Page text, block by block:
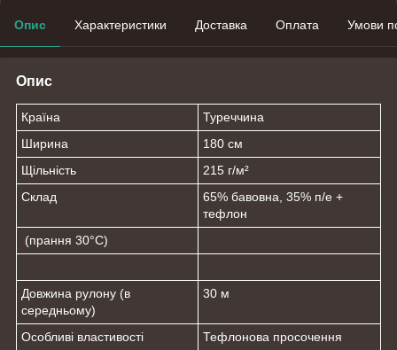
Опис Характеристики Доставка Оплата Умови
Опис
Країна
Туреччина
Ширина
180 см
Щільність
215 г/м²
Склад
65% бавовна, 35% п/е +
тефлон
(прання 30°C)
Довжина рулону (в
середньому)
30 м
Особливі властивості Тефлонова просочення